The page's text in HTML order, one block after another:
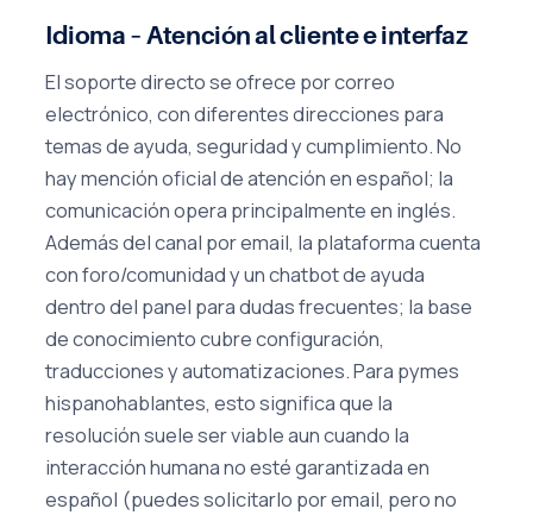
Idioma – Atención al cliente e interfaz
El soporte directo se ofrece por correo
electrónico, con diferentes direcciones para
temas de ayuda, seguridad y cumplimiento. No
hay mención oficial de atención en español; la
comunicación opera principalmente en inglés.
Además del canal por email, la plataforma cuenta
con foro/comunidad y un chatbot de ayuda
dentro del panel para dudas frecuentes; la base
de conocimiento cubre configuración,
traducciones y automatizaciones. Para pymes
hispanohablantes, esto significa que la
resolución suele ser viable aun cuando la
interacción humana no esté garantizada en
español (puedes solicitarlo por email, pero no